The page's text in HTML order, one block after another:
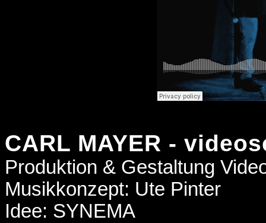
CARL MAYER -
Produktion & Gestaltung
Musikkonzept: Ute Pinter
Idee: SYNEMA